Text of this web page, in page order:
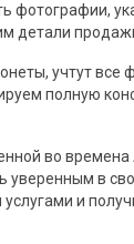
фотографии,
детали
учтут
полную
во
в
и